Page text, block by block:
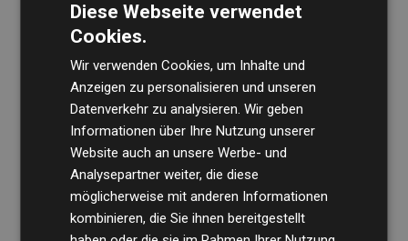
Die Wirtschaftsprüfungsgesellschaft BDOüberprüft
regelmäßig unsere Berechnungen und Methodik, um
Transparenz und Verlässlichkeit sicherzustellen.
Ihre Prüfungen belegen, dass unsere Investitionen in
Diese Webseite verwendet
Cookies.
Wir verwenden Cookies, um Inhalte und
Anzeigen zu personalisieren und unseren
Datenverkehr zu analysieren. Wir geben
Informationen über Ihre Nutzung unserer
Website auch an unsere Werbe- und
Analysepartner weiter, die diese
möglicherweise mit anderen Informationen
kombinieren, die Sie ihnen bereitgestellt